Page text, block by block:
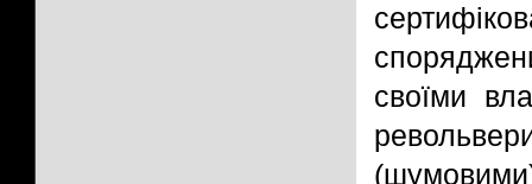
своїми